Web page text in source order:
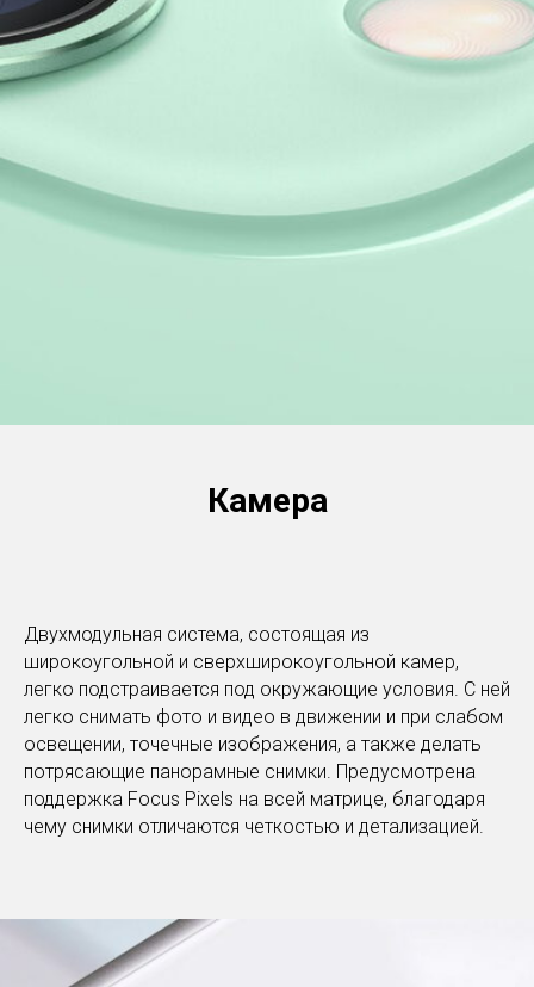
Камера
Двухмодульная система, состоящая из
широкоугольной и сверхширокоугольной камер,
легко подстраивается под окружающие условия. С ней
легко снимать фото и видео в движении и при слабом
освещении, точечные изображения, а также делать
потрясающие панорамные снимки. Предусмотрена
поддержка Focus Pixels на всей матрице, благодаря
чему снимки отличаются четкостью и детализацией.